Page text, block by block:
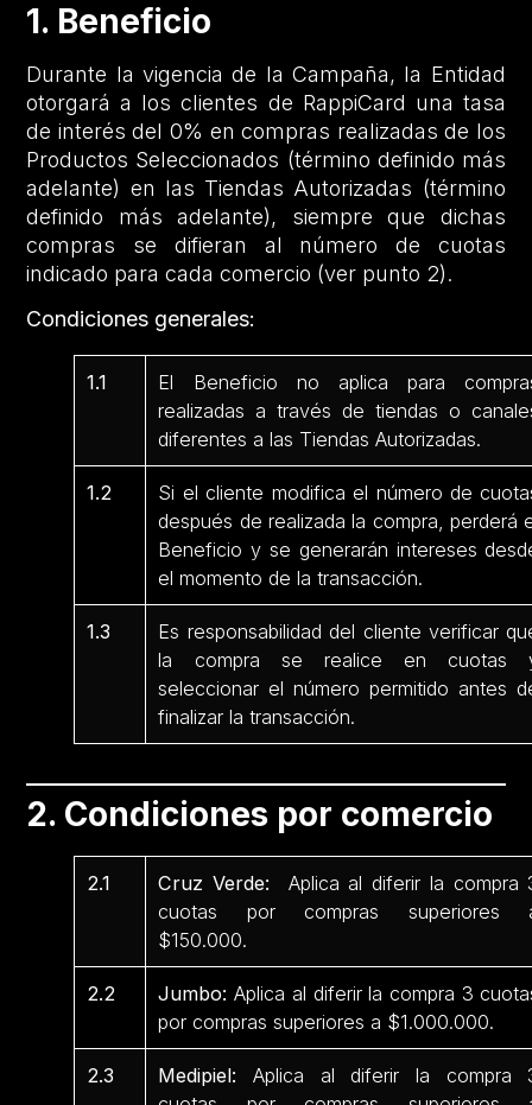
1. Beneficio
Durante la vigencia de la Campaña, la Entidad
otorgará a los clientes de RappiCard una tasa
de interés del 0% en compras realizadas de los
Productos Seleccionados (término definido más
adelante) en las Tiendas Autorizadas (término
definido más adelante), siempre que dichas
compras se difieran al número de cuotas
indicado para cada comercio (ver punto 2).
Condiciones generales:
1.1
El Beneficio no aplica para
realizadas a través de tiendas o
diferentes a las Tiendas Autorizadas.
1.2
Si el cliente modifica el número de
después de realizada la compra, perderá
Beneficio y se generarán intereses
el momento de la transacción.
1.3
Es responsabilidad del cliente verificar
la compra se realice en cuotas
seleccionar el número permitido antes
finalizar la transacción.
2. Condiciones por comercio
2.1 Cruz Verde: Aplica al diferir la compra
cuotas por compras superiores
$150.000.
2.2 Jumbo:Aplica al diferir la compra 3
por compras superiores a $1.000.000.
2.3 Medipiel: Aplica al diferir la compra